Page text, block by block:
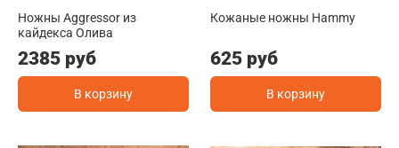
Ножны Aggressor из
кайдекса Олива
2385 руб
В корзину
Кожаные ножны Hammy
625 руб
В корзину